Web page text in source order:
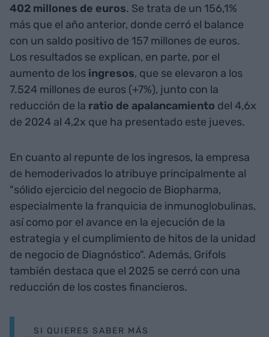
402 millones de euros. Se trata de un 156,1%
más que el año anterior, donde cerró el balance
con un saldo positivo de 157 millones de euros.
Los resultados se explican, en parte, por el
aumento de los ingresos, que se elevaron a los
7.524 millones de euros (+7%), junto con la
reducción de la ratio de apalancamiento del 4,6x
de 2024 al 4,2x que ha presentado este jueves.
En cuanto al repunte de los ingresos, la empresa
de hemoderivados lo atribuye principalmente al
"sólido ejercicio del negocio de Biopharma,
especialmente la franquicia de inmunoglobulinas,
así como por el avance en la ejecución de la
estrategia y el cumplimiento de hitos de la unidad
de negocio de Diagnóstico". Además, Grifols
también destaca que el 2025 se cerró con una
reducción de los costes financieros.
SI QUIERES SABER MÁS